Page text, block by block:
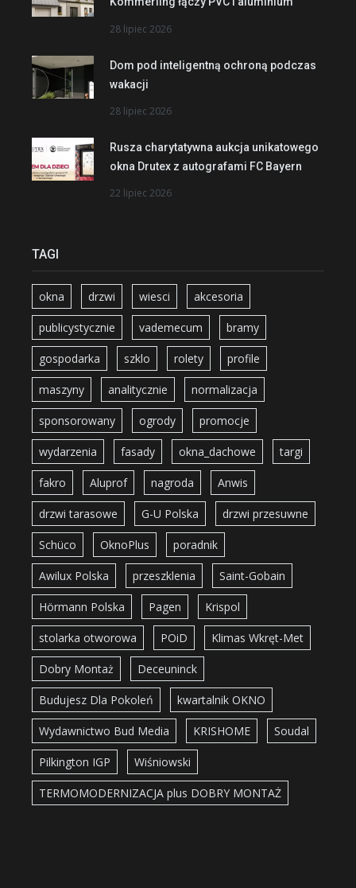
28 lipiec 2026
Dom pod inteligentną ochroną podczas
wakacji
28 lipiec 2026
Rusza charytatywna aukcja unikatowego
okna Drutex z autografami FC Bayern
22 lipiec 2026
TAGI
okna drzwi wiesci akcesoria
publicystycznie vademecum bramy
gospodarka szklo rolety profile
maszyny analitycznie normalizacja
sponsorowany ogrody promocje
wydarzenia fasady okna_dachowe targi
fakro Aluprof nagroda Anwis
drzwi tarasowe G-U Polska drzwi przesuwne
Schüco OknoPlus poradnik
Awilux Polska przeszklenia Saint-Gobain
Hörmann Polska Pagen Krispol
stolarka otworowa POiD Klimas Wkręt-Met
Dobry Montaż Deceuninck
Budujesz Dla Pokoleń kwartalnik OKNO
Wydawnictwo Bud Media KRISHOME Soudal
Pilkington IGP Wiśniowski
TERMOMODERNIZACJA plus DOBRY MONTAŻ